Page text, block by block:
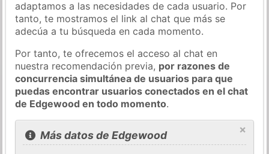
adaptamos a las necesidades de cada usuario. Por
tanto, te mostramos el link al chat que más se
adecúa a tu búsqueda en cada momento.
Por tanto, te ofrecemos el acceso al chat en
nuestra recomendación previa, por razones de
concurrencia simultánea de usuarios para que
puedas encontrar usuarios conectados en el chat
de Edgewood en todo momento.
×
Más datos de Edgewood